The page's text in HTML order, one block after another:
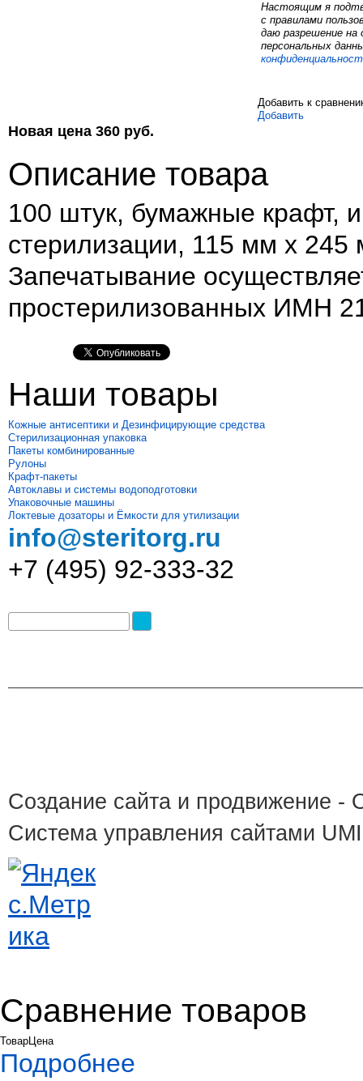
Настоящим я
с правилами
даю разрешение на
персональных
Добавить к
Добавить
Новая цена 360 руб.
Описание товара
100 штук, бумажные крафт,
стерилизации, 115 мм х
Запечатывание
простерилизованных ИМН
Наши товары
Кожные антисептики и Дезинфицирующие средства
Стерилизационная упаковка
Пакеты комбинированные
Рулоны
Крафт-пакеты
Автоклавы и системы водоподготовки
Упаковочные машины
Локтевые дозаторы и Ёмкости для утилизации
info@steritorg.ru
+7 (495) 92-333-32
Создание сайта и продвижение -
Система управления сайтами
Сравнение товаров
ТоварЦена
Подробнее